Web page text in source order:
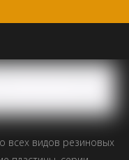
всех видов резиновых